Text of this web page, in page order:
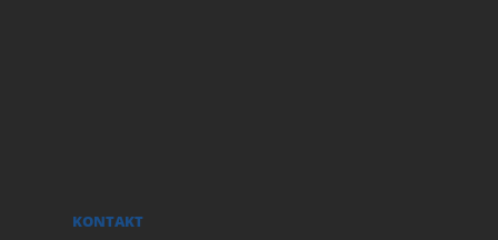
KONTAKT